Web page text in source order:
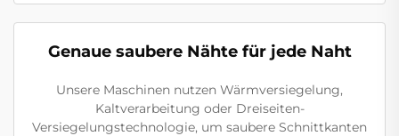
Genaue saubere Nähte für jede Naht
Unsere Maschinen nutzen Wärmversiegelung,
Kaltverarbeitung oder Dreiseiten-
Versiegelungstechnologie, um saubere Schnittkanten